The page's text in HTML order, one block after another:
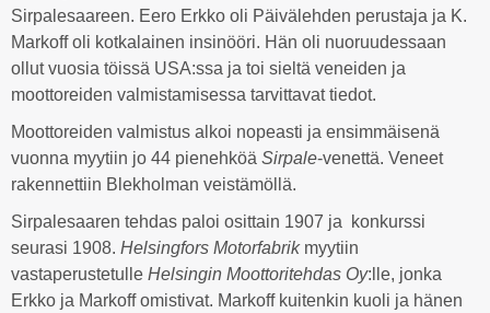
Sirpalesaareen. Eero Erkko oli Päivälehden perustaja ja K.
Markoff oli kotkalainen insinööri. Hän oli nuoruudessaan
ollut vuosia töissä USA:ssa ja toi sieltä veneiden ja
moottoreiden valmistamisessa tarvittavat tiedot.
Moottoreiden valmistus alkoi nopeasti ja ensimmäisenä
vuonna myytiin jo 44 pienehköä Sirpale-venettä. Veneet
rakennettiin Blekholman veistämöllä.
Sirpalesaaren tehdas paloi osittain 1907 ja konkurssi
seurasi 1908. Helsingfors Motorfabrikmyytiin
vastaperustetulle Helsingin Moottoritehdas Oy:lle, jonka
Erkko ja Markoff omistivat. Markoff kuitenkin kuoli ja hänen